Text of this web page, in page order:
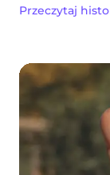
Przeczytaj